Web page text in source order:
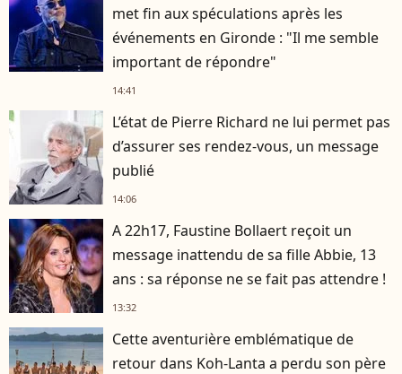
met fin aux spéculations après les
événements en Gironde : "Il me semble
important de répondre"
14:41
L’état de Pierre Richard ne lui permet pas
d’assurer ses rendez-vous, un message
publié
14:06
A 22h17, Faustine Bollaert reçoit un
message inattendu de sa fille Abbie, 13
ans : sa réponse ne se fait pas attendre !
13:32
Cette aventurière emblématique de
retour dans Koh-Lanta a perdu son père